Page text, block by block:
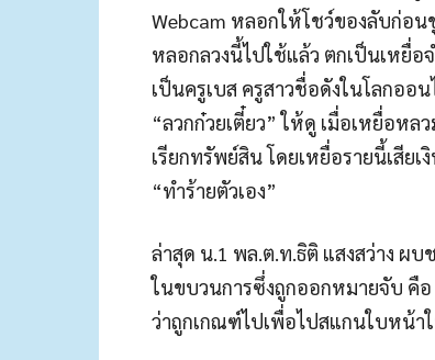
Webcam หลอกให้โชว์ของลับก่อ
หลอกลวงนี้ไปใช้แล้ว ตกเป็นเหยื่
เป็นครูเบส ครูสาวชื่อดังในโลกออ
“ลวกก๋วยเตี๋ยว” ให้ดู เมื่อเหยื่อห
เรียกทรัพย์สิน โดยเหยื่อรายนี้เสีย
“ทำร้ายตัวเอง”
ล่าสุด น.1 พล.ต.ท.ธิติ แสงสว่าง ผ
ในขบวนการซึ่งถูกออกหมายจับ คื
ว่าถูกเกณฑ์ไปเพื่อไปสแกนใบหน้า